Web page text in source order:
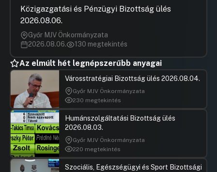
Közigazgatási és Pénzügyi Bizottság ülés
2026.08.06.
Győr MJV Önkormányzata
2026.08.06.
130 megtekintés
Az elmúlt hét legnépszerűbb anyagai
Városstratégiai Bizottság ülés 2026.08.04.
Győr MJV Önkormányzata
230 megtekintés
Humánszolgáltatási Bizottság ülés
2026.08.03.
Győr MJV Önkormányzata
220 megtekintés
Szociális, Egészségügyi és Sport Bizottsági